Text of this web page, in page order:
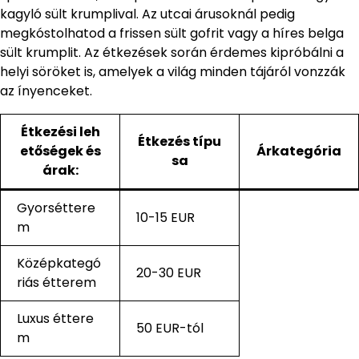
kagyló sült krumplival. Az utcai árusoknál pedig
megkóstolhatod a frissen sült gofrit vagy a híres belga
sült krumplit. Az étkezések során érdemes kipróbálni a
helyi söröket is, amelyek a világ minden tájáról vonzzák
az ínyenceket.
Étkezési leh
etőségek és
árak:
Étkezés típu
sa
Árkategória
Gyorséttere
m
10-15 EUR
Középkategó
riás étterem
20-30 EUR
Luxus éttere
m
50 EUR-tól